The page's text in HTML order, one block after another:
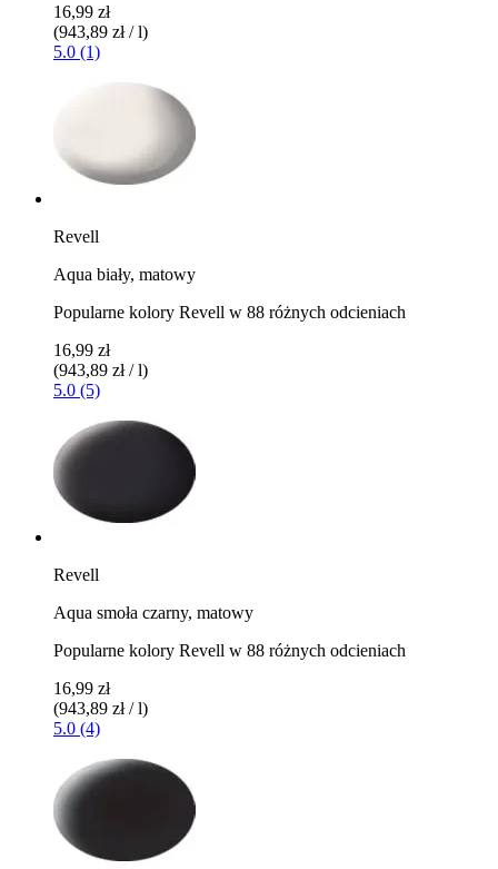
16,99 zł
(943,89 zł / l)
5.0 (1)
Revell
Aqua biały, matowy
Popularne kolory Revell w 88 różnych odcieniach
16,99 zł
(943,89 zł / l)
5.0 (5)
Revell
Aqua smoła czarny, matowy
Popularne kolory Revell w 88 różnych odcieniach
16,99 zł
(943,89 zł / l)
5.0 (4)